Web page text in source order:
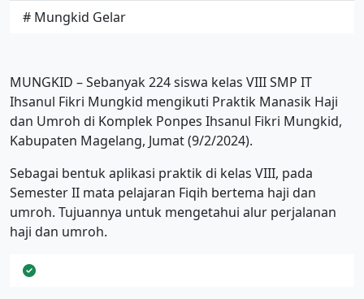
# Mungkid Gelar
MUNGKID – Sebanyak 224 siswa kelas VIII SMP IT
Ihsanul Fikri Mungkid mengikuti Praktik Manasik Haji
dan Umroh di Komplek Ponpes Ihsanul Fikri Mungkid,
Kabupaten Magelang, Jumat (9/2/2024).
Sebagai bentuk aplikasi praktik di kelas VIII, pada
Semester II mata pelajaran Fiqih bertema haji dan
umroh. Tujuannya untuk mengetahui alur perjalanan
haji dan umroh.